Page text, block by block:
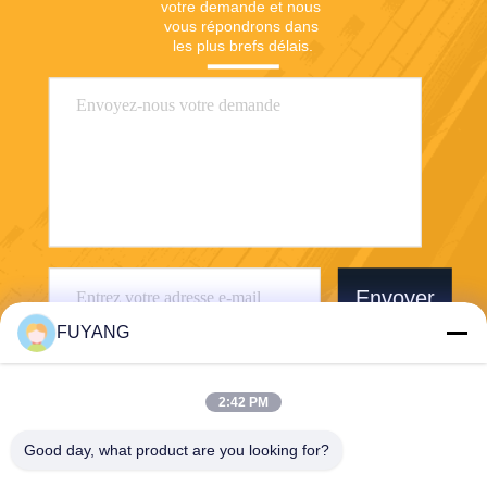
votre demande et nous
vous répondrons dans
les plus brefs délais.
Envoyer
Shenzhen FUYANG Technology Group Co.
FUYANG
2:42 PM
Good day, what product are you looking for?